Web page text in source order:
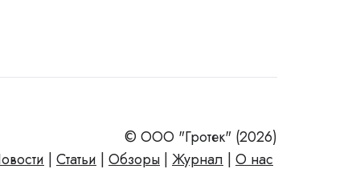
© ООО "Гротек" (2026)
Статьи Обзоры Журнал О нас